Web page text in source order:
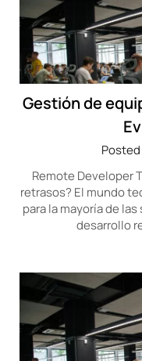
Gestión de
Remote Developer
retrasos? El mundo
para la mayoría de
desarrollo